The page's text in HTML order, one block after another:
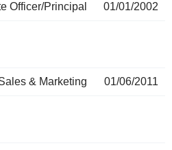
Officer/Principal
01/01/2002
& Marketing 01/06/2011